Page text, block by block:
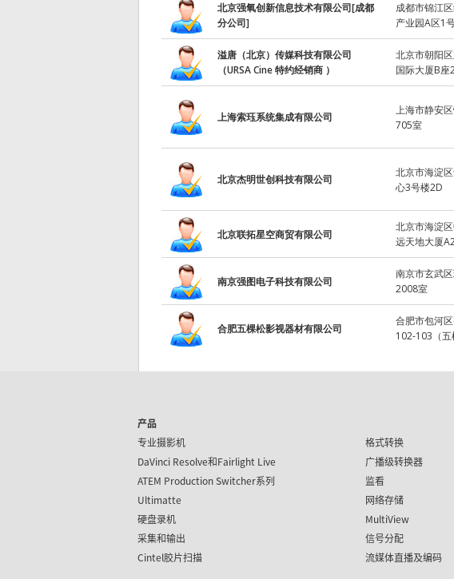
北京强氧创新信息技术有限公司[成都
分公司]
成都市锦江
产业园A区1
溢唐（北京）传媒科技有限公司
（URSA Cine 特约经销商 ）
北京市朝阳
国际大厦B座
上海索珏系统集成有限公司
上海市静安
705室
北京杰明世创科技有限公司
北京市海淀
心3号楼2D
北京联拓星空商贸有限公司
北京市海淀
远天地大厦
南京强图电子科技有限公司
南京市玄武
2008室
合肥五棵松影视器材有限公司
合肥市包河
102-103（五
产品
专业摄影机
DaVinci Resolve和Fairlight Live
ATEM Production Switcher系列
Ultimatte
硬盘录机
采集和输出
Cintel胶片扫描
格式转换
广播级转换器
监看
网络存储
MultiView
信号分配
流媒体直播及编码